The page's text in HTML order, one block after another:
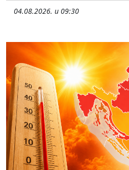
04.08.2026. u 09:30